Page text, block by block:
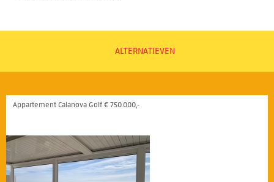
ALTERNATIEVEN
Appartement Calanova Golf € 750.000,-